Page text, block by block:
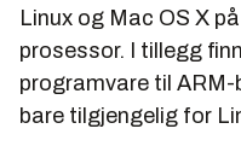
Linux og Mac OS X
prosessor. I tillegg
programvare til
bare tilgjengelig for